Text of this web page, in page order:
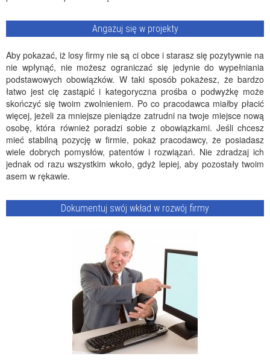
Angażuj się w projekty
Aby pokazać, iż losy firmy nie są ci obce i starasz się pozytywnie na
nie wpłynąć, nie możesz ograniczać się jedynie do wypełniania
podstawowych obowiązków. W taki sposób pokażesz, że bardzo
łatwo jest cię zastąpić i kategoryczna prośba o podwyżkę może
skończyć się twoim zwolnieniem. Po co pracodawca miałby płacić
więcej, jeżeli za mniejsze pieniądze zatrudni na twoje miejsce nową
osobę, która również poradzi sobie z obowiązkami. Jeśli chcesz
mieć stabilną pozycję w firmie, pokaż pracodawcy, że posiadasz
wiele dobrych pomysłów, patentów i rozwiązań. Nie zdradzaj ich
jednak od razu wszystkim wkoło, gdyż lepiej, aby pozostały twoim
asem w rękawie.
Dokumentuj swój wkład w rozwój firmy